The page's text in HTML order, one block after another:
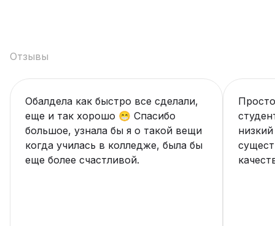
Отзывы
Обалдела как быстро все сделали,
еще и так хорошо 😁 Спасибо
большое, узнала бы я о такой вещи
когда училась в колледже, была бы
еще более счастливой.